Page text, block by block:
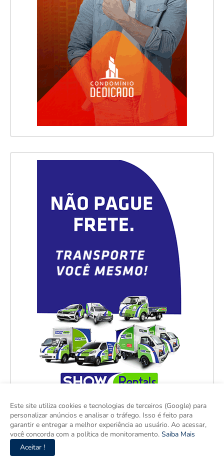
Este site utiliza cookies e tecnologias de terceiros (Google) para
personalizar anúncios e analisar o tráfego. Isso é feito para
garantir e entregar a melhor experiência ao usuário. Ao acessar,
você concorda com a política de monitoramento. Saiba Mais
Aceitar !